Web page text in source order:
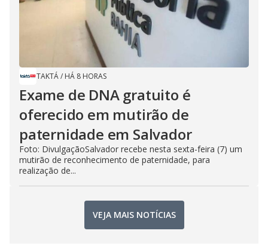
TAKTÁ/ HÁ 8 HORAS
Exame de DNA gratuito é
oferecido em mutirão de
paternidade em Salvador
Foto: DivulgaçãoSalvador recebe nesta sexta-feira (7) um
mutirão de reconhecimento de paternidade, para
realização de...
VEJA MAIS NOTÍCIAS